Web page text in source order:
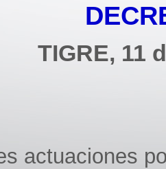
TIGRE, 11
actuaciones